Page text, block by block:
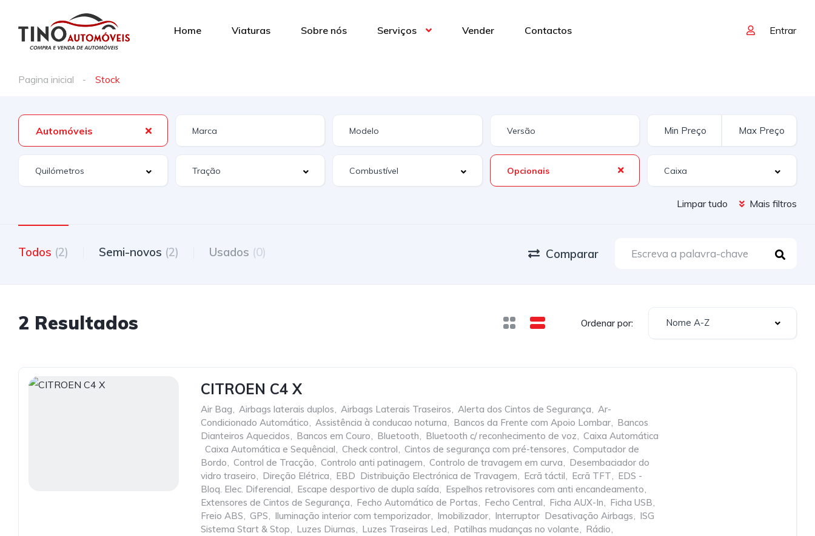
Home Viaturas Sobre nós Serviços Vender Contactos Entrar
Pagina inicial Stock
Automóveis
Opcionais
Limpar tudo Mais filtros
Todos (2) Semi-novos (2) Usados (0) Comparar
2 Resultados Ordenar por: Nome A-Z
CITROEN C4 X
Air Bag, Airbags laterais duplos, Airbags Laterais Traseiros, Alerta dos Cintos de Segurança, Ar-
Condicionado Automático, Assistência à conducao noturna, Bancos da Frente com Apoio Lombar, Bancos
Dianteiros Aquecidos, Bancos em Couro, Bluetooth, Bluetooth c/ reconhecimento de voz, Caixa Automática
Caixa Automática e Sequêncial, Check control, Cintos de segurança com pré-tensores, Computador de
Bordo, Control de Tracção, Controlo anti patinagem, Controlo de travagem em curva, Desembaciador do
vidro traseiro, Direção Elétrica, EBD  Distribuição Electrónica de Travagem, Ecrã táctil, Ecrã TFT, EDS -
Bloq. Elec. Diferencial, Escape desportivo de dupla saída, Espelhos retrovisores com anti encandeamento,
Extensores de Cintos de Segurança, Fecho Automático de Portas, Fecho Central, Ficha AUX-In, Ficha USB,
Freio ABS, GPS, Iluminação interior com temporizador, Imobilizador, Interruptor  Desativação Airbags, ISG 
Sistema Start & Stop, Luzes Diurnas, Luzes Traseiras Led, Patilhas mudanças no volante, Rádio,